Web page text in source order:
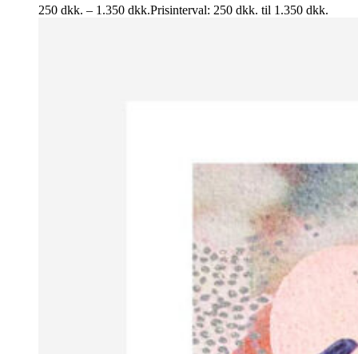
250 dkk. – 1.350 dkk.Prisinterval: 250 dkk. til 1.350 dkk.